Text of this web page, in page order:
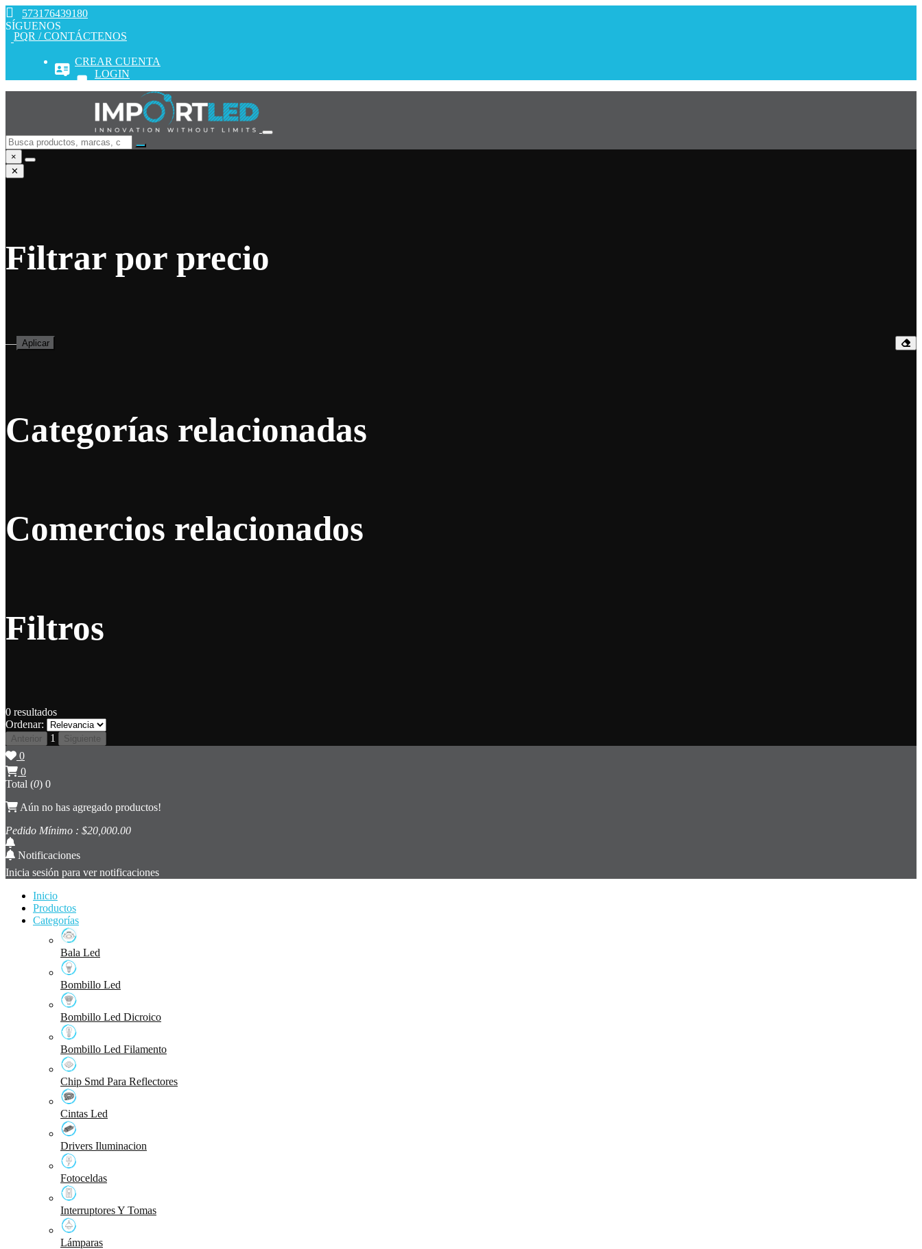
573176439180
SÍGUENOS
PQR / CONTÁCTENOS
CREAR CUENTA
LOGIN
×
✕
Filtrar por precio
— Aplicar
Categorías relacionadas
Comercios relacionados
Filtros
0 resultados
Ordenar:
Anterior 1 Siguiente
0
0
Total (0) 0
Aún no has agregado productos!
Pedido Mínimo : $20,000.00
Notificaciones
Inicia sesión para ver notificaciones
Inicio
Productos
Categorías
Bala Led
Bombillo Led
Bombillo Led Dicroico
Bombillo Led Filamento
Chip Smd Para Reflectores
Cintas Led
Drivers Iluminacion
Fotoceldas
Interruptores Y Tomas
Lámparas